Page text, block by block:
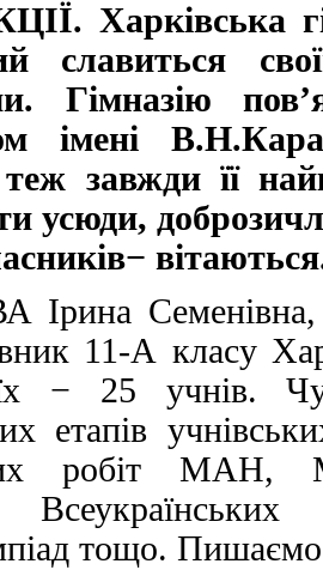
Харківська
славиться
Гімназію
імені
теж завжди її
усюди,
Семенівна,
11-А класу
− 25 учнів.
етапів
робіт МАН,
Всеукраїнських
тощо.